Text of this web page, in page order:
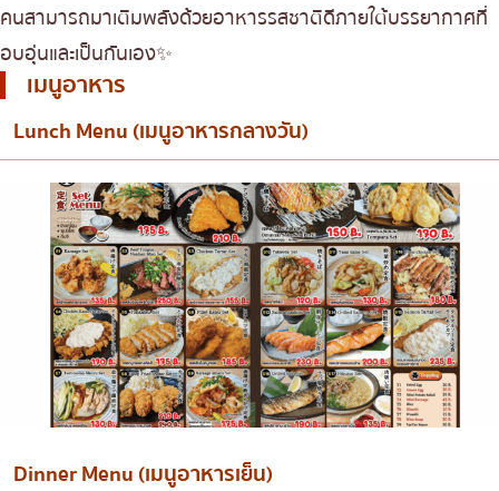
คนสามารถมาเติมพลังด้วยอาหารรสชาติดีภายใต้บรรยากาศที่
อบอุ่นและเป็นกันเอง✨
เมนูอาหาร
Lunch Menu (เมนูอาหารกลางวัน)
Dinner Menu (เมนูอาหารเย็น)